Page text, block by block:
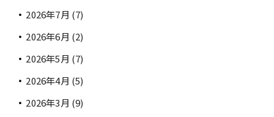
2026年7月 (7)
2026年6月 (2)
2026年5月 (7)
2026年4月 (5)
2026年3月 (9)